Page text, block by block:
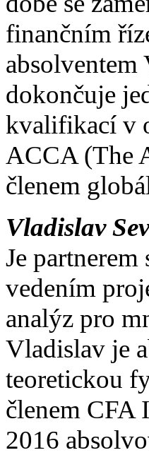
finančním
absolventem
dokončuje
kvalifikací v
ACCA (The
členem
Vladislav
Je
vedením
analýz pro
Vladislav je
teoretickou
členem CFA
2016